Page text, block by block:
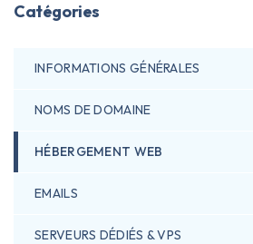
Catégories
INFORMATIONS GÉNÉRALES
NOMS DE DOMAINE
HÉBERGEMENT WEB
EMAILS
SERVEURS DÉDIÉS & VPS